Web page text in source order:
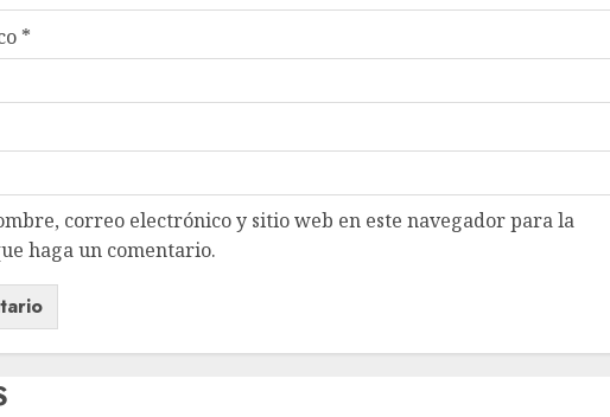
*
correo electrónico y sitio web en este navegador para la
haga un comentario.